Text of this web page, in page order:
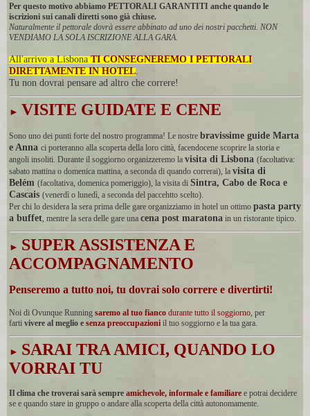
Per questo motivo abbiamo PETTORALI GARANTITI anche quando le
iscrizioni sui canali diretti sono già chiuse.
Naturalmente il pettorale dovrà essere abbinato ad uno dei nostri pacchetti. NON
VENDIAMO LA SOLA ISCRIZIONE ALLA GARA.
All'arrivo a LisbonaTICONSEGNEREMO I PETTORALI
DIRETTAMENTE IN HOTEL
Tu non dovrai pensare ad altro che correre!
► VISITE GUIDATE E CENE
Sono uno dei punti forte del nostro programma! Le nostre bravissime guide Marta
e Anna ci porteranno alla scoperta della loro città, facendocene scoprire la storia e
angoli insoliti. Durante il soggiorno organizzeremo la visita di Lisbona (facoltativa:
sabato mattina o domenica mattina, a seconda di quando correrai), la visita di
Belém (facoltativa, domenica pomeriggio), la visita di Sintra, Cabo de Roca e
Cascais (venerdì o lunedì, a seconda del paccehtto scelto).
Per chi lo desidera la sera prima delle gare organizziamo in hotel un ottimo pasta party
a buffet, mentre la sera delle gare una cena post maratona in un ristorante tipico.
► SUPER ASSISTENZA E
ACCOMPAGNAMENTO
Penseremo a tutto noi, tu dovrai solo correre e divertirti!
Noi di Ovunque Running saremo al tuo fianco durante tutto il soggiorno, per
farti vivere al meglio e senza preoccupazioni il tuo soggiorno e la tua gara.
► SARAI TRA AMICI, QUANDO LO
VORRAI TU
Il clima che troverai sarà sempre amichevole, informale e familiare e potrai decidere
se e quando stare in gruppo o andare alla scoperta della città autonomamente.